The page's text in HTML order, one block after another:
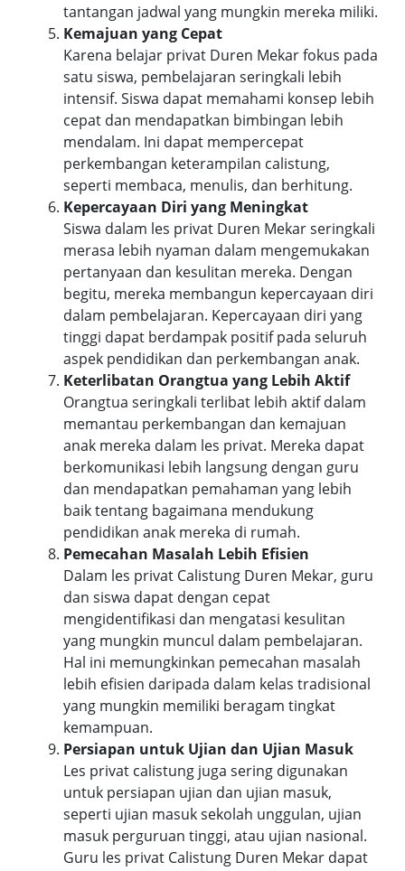
tantangan jadwal yang mungkin mereka miliki.
Kemajuan yang Cepat
Karena belajar privat Duren Mekar fokus pada
satu siswa, pembelajaran seringkali lebih
intensif. Siswa dapat memahami konsep lebih
cepat dan mendapatkan bimbingan lebih
mendalam. Ini dapat mempercepat
perkembangan keterampilan calistung,
seperti membaca, menulis, dan berhitung.
Kepercayaan Diri yang Meningkat
Siswa dalam les privat Duren Mekar seringkali
merasa lebih nyaman dalam mengemukakan
pertanyaan dan kesulitan mereka. Dengan
begitu, mereka membangun kepercayaan diri
dalam pembelajaran. Kepercayaan diri yang
tinggi dapat berdampak positif pada seluruh
aspek pendidikan dan perkembangan anak.
Keterlibatan Orangtua yang Lebih Aktif
Orangtua seringkali terlibat lebih aktif dalam
memantau perkembangan dan kemajuan
anak mereka dalam les privat. Mereka dapat
berkomunikasi lebih langsung dengan guru
dan mendapatkan pemahaman yang lebih
baik tentang bagaimana mendukung
pendidikan anak mereka di rumah.
Pemecahan Masalah Lebih Efisien
Dalam les privat Calistung Duren Mekar, guru
dan siswa dapat dengan cepat
mengidentifikasi dan mengatasi kesulitan
yang mungkin muncul dalam pembelajaran.
Hal ini memungkinkan pemecahan masalah
lebih efisien daripada dalam kelas tradisional
yang mungkin memiliki beragam tingkat
kemampuan.
Persiapan untuk Ujian dan Ujian Masuk
Les privat calistung juga sering digunakan
untuk persiapan ujian dan ujian masuk,
seperti ujian masuk sekolah unggulan, ujian
masuk perguruan tinggi, atau ujian nasional.
Guru les privat Calistung Duren Mekar dapat